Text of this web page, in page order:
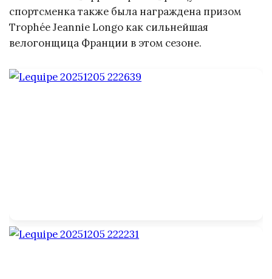
спортсменка также была награждена призом
Trophée Jeannie Longo как сильнейшая
велогонщица Франции в этом сезоне.